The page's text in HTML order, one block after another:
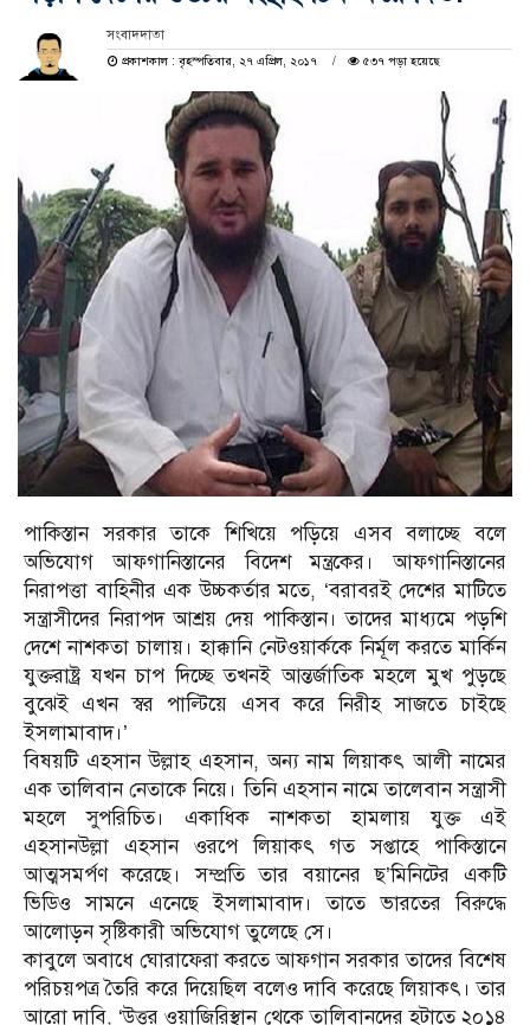
সংবাদদাতা
প্রকাশকাল : বৃহস্পতিবার, ২৭ এপ্রিল, ২০১৭
৫৩৭ পড়া হয়েছে
পাকিস্তান সরকার তাকে শিখিয়ে পড়িয়ে এসব বলাচ্ছে বলে
অভিযোগ আফগানিস্তানের বিদেশ মন্ত্রকের। আফগানিস্তানের
নিরাপত্তা বাহিনীর এক উচ্চকর্তার মতে, ‘বরাবরই দেশের মাটিতে
সন্ত্রাসীদের নিরাপদ আশ্রয় দেয় পাকিস্তান। তাদের মাধ্যমে পড়শি
দেশে নাশকতা চালায়। হাক্কানি নেটওয়ার্ককে নির্মূল করতে মার্কিন
যুক্তরাষ্ট্র যখন চাপ দিচ্ছে তখনই আন্তর্জাতিক মহলে মুখ পুড়ছে
বুঝেই এখন স্বর পাল্টিয়ে এসব করে নিরীহ সাজতে চাইছে
ইসলামাবাদ।’‌
বিষয়টি এহসান উল্লাহ এহসান, অন্য নাম লিয়াকৎ আলী নামের
এক তালিবান নেতাকে নিয়ে। তিনি এহসান নামে তালেবান সন্ত্রাসী
মহলে সুপরিচিত। একাধিক নাশকতা হামলায় যুক্ত এই
এহসানউল্লা এহসান ওরপে লিয়াকৎ গত সপ্তাহে পাকিস্তানে
আত্মসমর্পণ করেছে। সম্প্রতি তার বয়ানের ছ’‌মিনিটের একটি
ভিডিও সামনে এনেছে ইসলামাবাদ। তাতে ভারতের বিরুদ্ধে
আলোড়ন সৃষ্টিকারী অভিযোগ তুলেছে সে।
কাবুলে অবাধে ঘোরাফেরা করতে আফগান সরকার তাদের বিশেষ
পরিচয়পত্র তৈরি করে দিয়েছিল বলেও দাবি করেছে লিয়াকৎ। তার
আরো দাবি, ‘উত্তর ওয়াজিরিস্থান থেকে তালিবানদের হটাতে ২০১৪